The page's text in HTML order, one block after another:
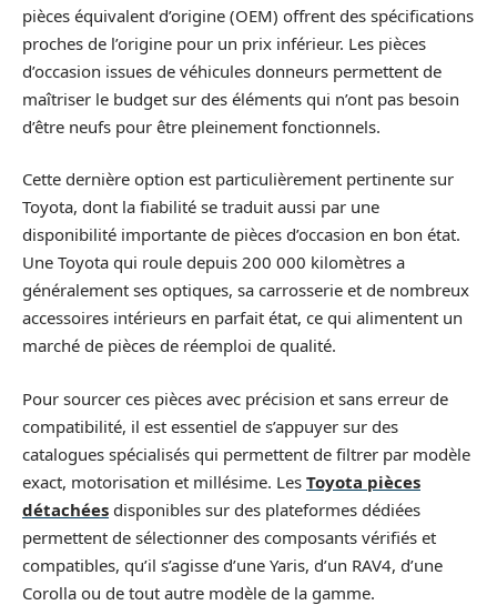
pièces équivalent d’origine (OEM) offrent des spécifications
proches de l’origine pour un prix inférieur. Les pièces
d’occasion issues de véhicules donneurs permettent de
maîtriser le budget sur des éléments qui n’ont pas besoin
d’être neufs pour être pleinement fonctionnels.
Cette dernière option est particulièrement pertinente sur
Toyota, dont la fiabilité se traduit aussi par une
disponibilité importante de pièces d’occasion en bon état.
Une Toyota qui roule depuis 200 000 kilomètres a
généralement ses optiques, sa carrosserie et de nombreux
accessoires intérieurs en parfait état, ce qui alimentent un
marché de pièces de réemploi de qualité.
Pour sourcer ces pièces avec précision et sans erreur de
compatibilité, il est essentiel de s’appuyer sur des
catalogues spécialisés qui permettent de filtrer par modèle
exact, motorisation et millésime. Les Toyota pièces
détachées disponibles sur des plateformes dédiées
permettent de sélectionner des composants vérifiés et
compatibles, qu’il s’agisse d’une Yaris, d’un RAV4, d’une
Corolla ou de tout autre modèle de la gamme.